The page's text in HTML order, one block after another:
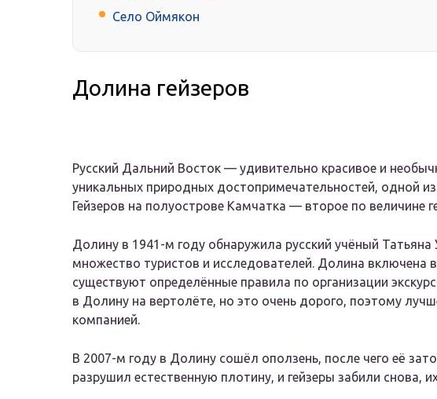
Село Оймякон
Долина гейзеров
Русский Дальний Восток — удивительно красивое и
уникальных природных достопримечательностей, одной
Гейзеров на полуострове Камчатка — второе по величине
Долину в 1941-м году обнаружила русский учёный Татьяна
множество туристов и исследователей. Долина включена
существуют определённые правила по организации
в Долину на вертолёте, но это очень дорого, поэтому
компанией.
В 2007-м году в Долину сошёл оползень, после чего её
разрушил естественную плотину, и гейзеры забили снова,